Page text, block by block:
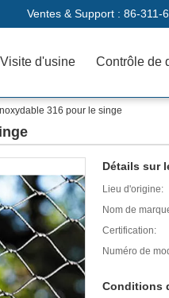
Ventes & Support : 86-311-
Visite d'usine Contrôle de
316 pour le singe
Détails sur
Lieu d'origine:
Nom de
Certification:
Numéro de
Conditions